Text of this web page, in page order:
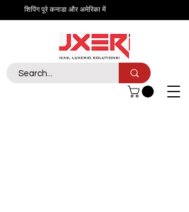
शिपिंग पूरे कनाडा और अमेरिका में